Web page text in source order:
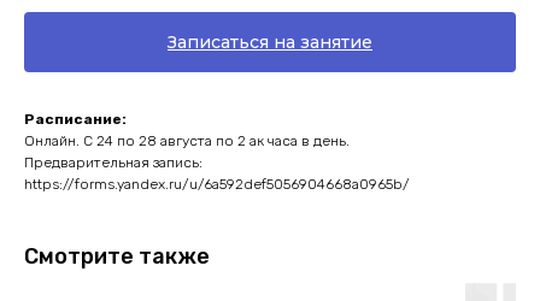
Записаться на занятие
Расписание:
Онлайн. С 24 по 28 августа по 2 ак часа в день.
Предварительная запись:
https://forms.yandex.ru/u/6a592def5056904668a0965b/
Смотрите также